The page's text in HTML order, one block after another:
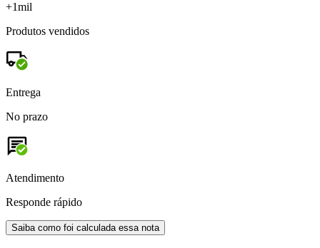
+1mil
Produtos vendidos
Entrega
No prazo
Atendimento
Responde rápido
Saiba como foi calculada essa nota